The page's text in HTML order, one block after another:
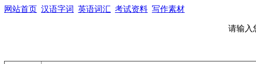
网站首页 汉语字词 英语词汇 考试资料 写作素材
请输入